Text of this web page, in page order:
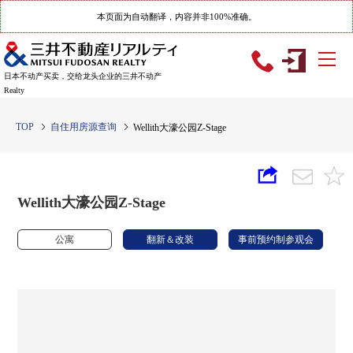
本页面为自动翻译，内容并非100%准确。
日本不动产买卖，交给龙头企业的三井不动产
Realty
TOP 自住用房源查询 Wellith大濠公园Z-Stage
Wellith大濠公园Z-Stage
公寓 翻新＆改装 事前预约制参观会